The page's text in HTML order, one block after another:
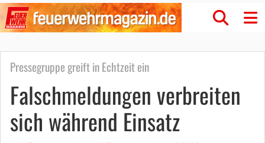
Pressegruppe greift in Echtzeit ein
Falschmeldungen verbreiten
sich während Einsatz